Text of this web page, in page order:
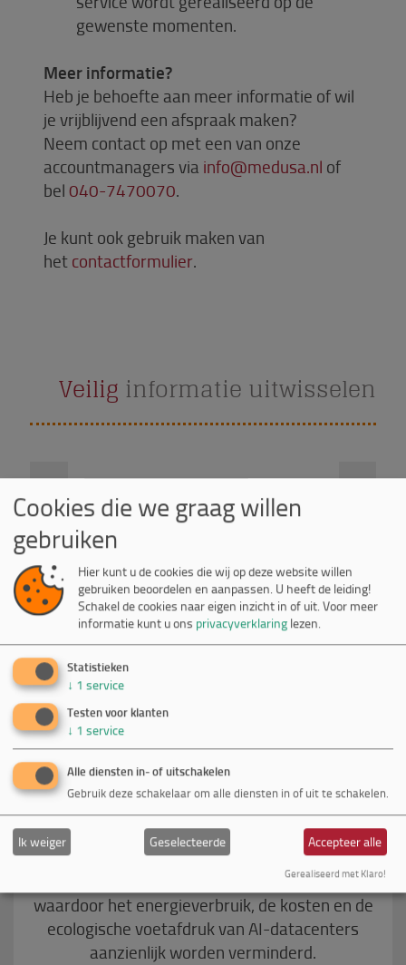
gewenste momenten.
Meer informatie?
Heb je behoefte aan meer informatie of wil
je vrijblijvend een afspraak maken?
Neem contact op met een van onze
accountmanagers via info@medusa.nl of
bel040-7470070.
Je kunt ook gebruik maken van
hetcontactformulier.
Veilig informatie uitwisselen
Recent
Euclyd
Euclyd is een Eindhovense start-up dat ultra
zuinige super chips ontwikkelt voor AI-modellen,
waardoor het energieverbruik, de kosten en de
ecologische voetafdruk van AI-datacenters
aanzienlijk worden verminderd.
Cookies die we graag willen
gebruiken
Hier kunt u de cookies die wij op deze website willen
gebruiken beoordelen en aanpassen. U heeft de leiding!
Schakel de cookies naar eigen inzicht in of uit. Voor meer
informatie kunt u ons privacyverklaring lezen.
Statistieken
↓ 1 service
Testen voor klanten
↓ 1 service
Alle diensten in- of uitschakelen
Gebruik deze schakelaar om alle diensten in of uit te schakelen.
Ik weiger Geselecteerde Accepteer alle
Gerealiseerd met Klaro!